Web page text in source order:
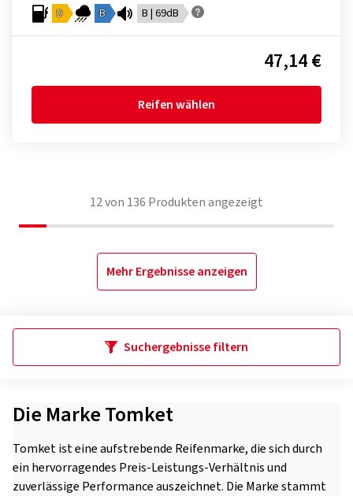
D B B | 69dB
47,14 €
Reifen wählen
12von 136 Produkten angezeigt
Mehr Ergebnisse anzeigen
Suchergebnisse filtern
Die Marke Tomket
Tomket ist eine aufstrebende Reifenmarke, die sich durch
ein hervorragendes Preis-Leistungs-Verhältnis und
zuverlässige Performance auszeichnet. Die Marke stammt